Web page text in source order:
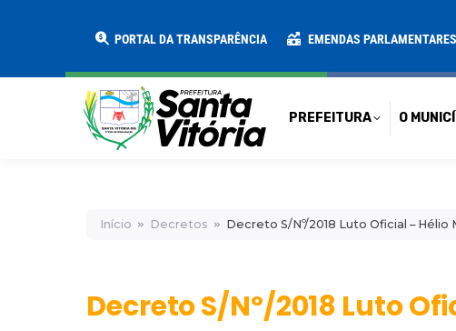
PORTAL DA TRANSPARÊNCIA EMENDAS PARLAMENTARES
PREFEITURA O
Início Decretos Decreto S/Nº/2018 Luto Oficial – Hélio
Decreto S/Nº/2018 Luto